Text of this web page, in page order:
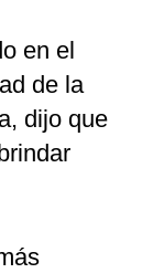
en el
de la
dijo que